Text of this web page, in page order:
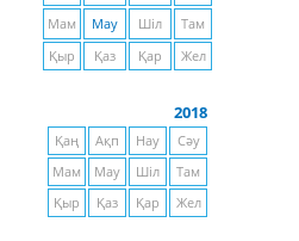
Мам
Мау Шіл
Там
Қыр
Қаз Қар Жел
2018
Қаң Ақп Нау
Сәу
Мам
Мау Шіл
Там
Қыр
Қаз Қар Жел